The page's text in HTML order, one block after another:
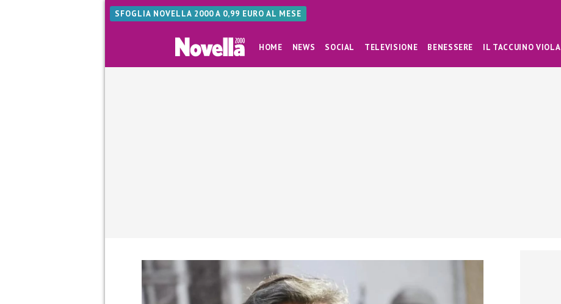
SFOGLIA NOVELLA 2000 A 0,99 EURO AL MESE
HOME NEWS SOCIAL TELEVISIONE BENESSERE IL TACCUINO VIOLA